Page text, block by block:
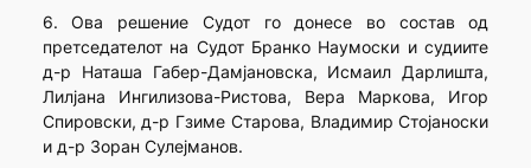
6. Ова решение Судот го донесе во состав од
претседателот на Судот Бранко Наумоски и судиите
д-р Наташа Габер-Дамјановска, Исмаил Дарлишта,
Лилјана Ингилизова-Ристова, Вера Маркова, Игор
Спировски, д-р Гзиме Старова, Владимир Стојаноски
и д-р Зоран Сулејманов.